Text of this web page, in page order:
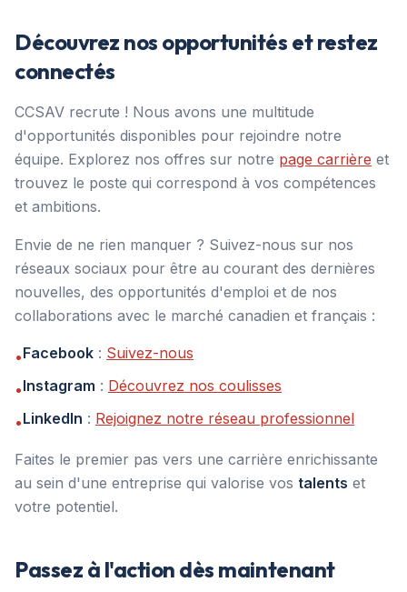
Découvrez nos opportunités et restez
connectés
CCSAV recrute ! Nous avons une multitude
d'opportunités disponibles pour rejoindre notre
équipe. Explorez nos offres sur notre page carrière et
trouvez le poste qui correspond à vos compétences
et ambitions.
Envie de ne rien manquer ? Suivez-nous sur nos
réseaux sociaux pour être au courant des dernières
nouvelles, des opportunités d'emploi et de nos
collaborations avec le marché canadien et français :
•Facebook : Suivez-nous
•Instagram : Découvrez nos coulisses
•LinkedIn : Rejoignez notre réseau professionnel
Faites le premier pas vers une carrière enrichissante
au sein d'une entreprise qui valorise vos talents et
votre potentiel.
Passez à l'action dès maintenant